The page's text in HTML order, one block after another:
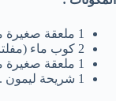
1 ملعقة صغيرة من أوراق الزعتر المجففة .
2 كوب ماء (مفلتر) .
1 ملعقة صغيرة من العسل .
1 شريحة ليمون .